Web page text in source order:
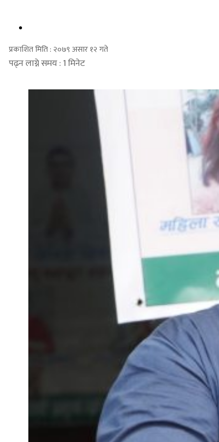
प्रकाशित मिति : २०७९ असार १२ गते
पढ्न लाग्ने समय : 1 मिनेट